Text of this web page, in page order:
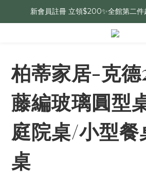
新會員註冊 立領$200✨全館第二
柏蒂家居-克
藤編玻璃圓型
庭院桌/小型
桌